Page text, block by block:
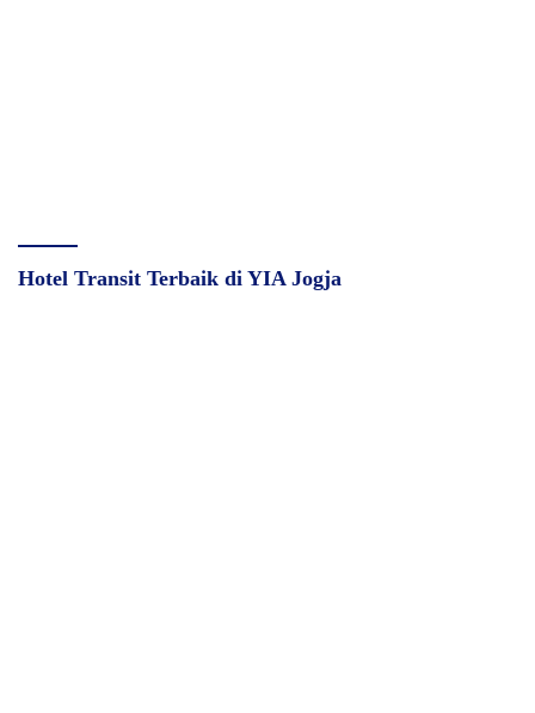
Hotel Transit Terbaik di YIA Jogja